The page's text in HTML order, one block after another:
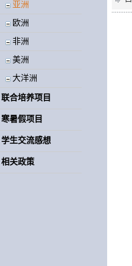
亚洲
欧洲
非洲
美洲
大洋洲
联合培养项目
寒暑假项目
学生交流感想
相关政策